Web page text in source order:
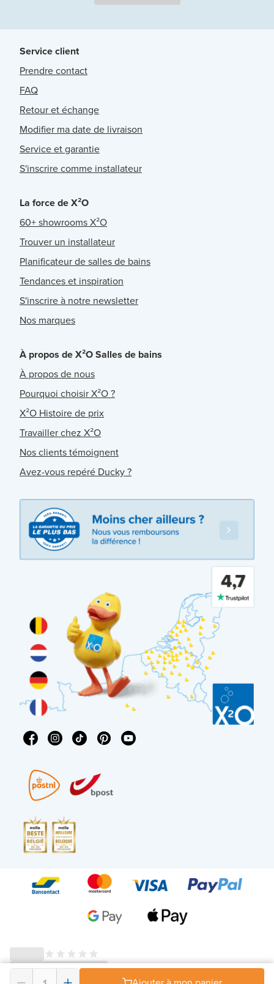
Service client
Prendre contact
FAQ
Retour et échange
Modifier ma date de livraison
Service et garantie
S'inscrire comme installateur
La force de X²O
60+ showrooms X²O
Trouver un installateur
Planificateur de salles de bains
Tendances et inspiration
S'inscrire à notre newsletter
Nos marques
À propos de X²O Salles de bains
À propos de nous
Pourquoi choisir X²O ?
X²O Histoire de prix
Travailler chez X²O
Nos clients témoignent
Avez-vous repéré Ducky ?
© 2026 - X²O Salles de bains – Numéro de TVA : BE0627.861.895 -